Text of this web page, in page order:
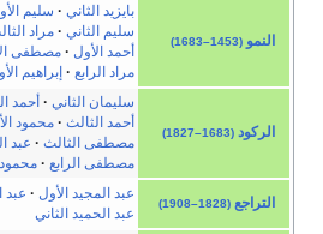
النمو(1453–1683)
بايزيد الثاني · سليم
سليم الثاني · مراد
أحمد الأول · مصطفى
مراد الرابع · إبراهيم
الركود(1683–1827)
سليمان الثاني · أحمد
أحمد الثالث · محمود
مصطفى الثالث · عبد
مصطفى الرابع · محمود
التراجع(1828–1908)
عبد المجيد الأول · عبد
عبد الحميد الثاني